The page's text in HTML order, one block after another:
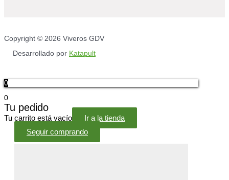
Copyright © 2026 Viveros GDV
Desarrollado por Katapult
0
0
Tu pedido
Tu carrito está vacío
Ir a la tienda
Seguir comprando